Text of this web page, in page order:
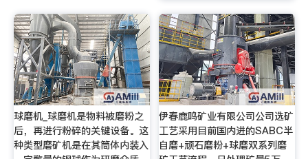
球磨机_球磨机是物料被磨粉之
后，再进行粉碎的关键设备。这
种类型磨矿机是在其筒体内装入
伊春鹿鸣矿业有限公司公司选矿
工艺采用目前国内进的SABC半
自磨+顽石磨粉+球磨双系列磨